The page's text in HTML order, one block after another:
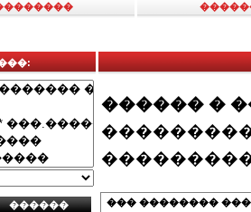
������ �
��� ��������